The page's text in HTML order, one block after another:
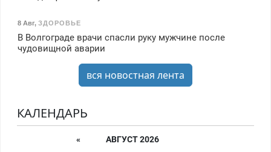
8 Авг, ЗДОРОВЬЕ
В Волгограде врачи спасли руку мужчине после
чудовищной аварии
вся новостная лента
КАЛЕНДАРЬ
«
АВГУСТ 2026